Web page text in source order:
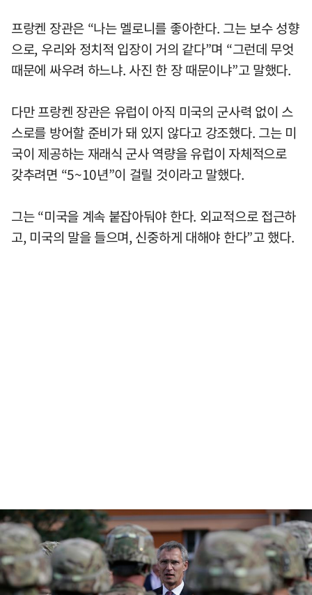
프랑켄 장관은 “나는 멜로니를 좋아한다. 그는 보수 성향
으로, 우리와 정치적 입장이 거의 같다”며 “그런데 무엇
때문에 싸우려 하느냐. 사진 한 장 때문이냐”고 말했다.
다만 프랑켄 장관은 유럽이 아직 미국의 군사력 없이 스
스로를 방어할 준비가 돼 있지 않다고 강조했다. 그는 미
국이 제공하는 재래식 군사 역량을 유럽이 자체적으로
갖추려면 “5~10년”이 걸릴 것이라고 말했다.
그는 “미국을 계속 붙잡아둬야 한다. 외교적으로 접근하
고, 미국의 말을 들으며, 신중하게 대해야 한다”고 했다.